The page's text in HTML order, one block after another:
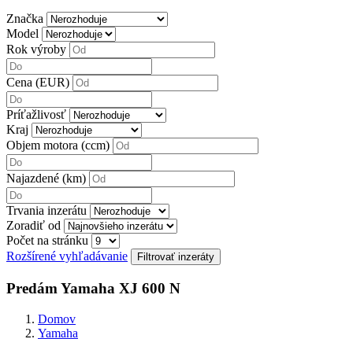
Značka
Model
Rok výroby
Cena (EUR)
Príťažlivosť
Kraj
Objem motora (ccm)
Najazdené (km)
Trvania inzerátu
Zoradiť od
Počet na stránku
Rozšírené vyhľadávanie
Predám Yamaha XJ 600 N
Domov
Yamaha